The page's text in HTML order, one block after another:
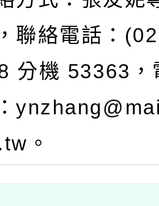
聯絡電話：
分機 53363，
。